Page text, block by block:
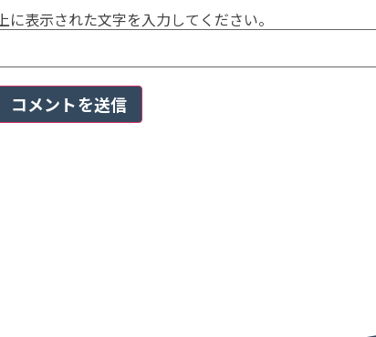
上に表示された文字を入力してください。